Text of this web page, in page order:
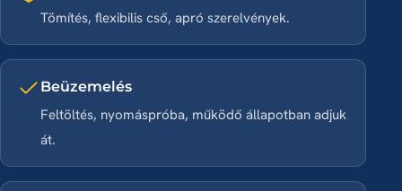
Tömítés, flexibilis cső, apró szerelvények.
Beüzemelés
Feltöltés, nyomáspróba, működő állapotban adjuk
át.